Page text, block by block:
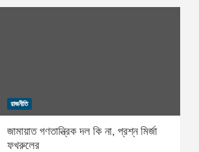
রাজনীতি
জামায়াত গণতান্ত্রিক দল কি না, প্রশ্ন মির্জা
ফখরুলের